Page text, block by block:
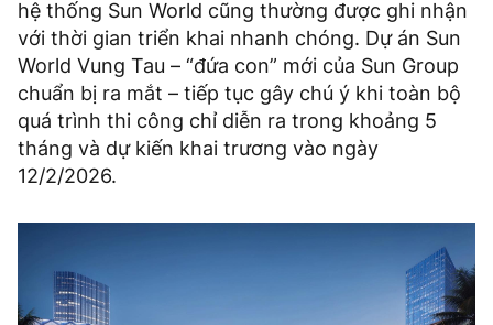
hệ thống Sun World cũng thường được ghi nhận
với thời gian triển khai nhanh chóng. Dự án Sun
World Vung Tau – “đứa con” mới của Sun Group
chuẩn bị ra mắt – tiếp tục gây chú ý khi toàn bộ
quá trình thi công chỉ diễn ra trong khoảng 5
tháng và dự kiến khai trương vào ngày
12/2/2026.